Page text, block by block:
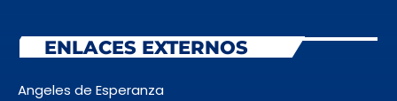
ENLACES EXTERNOS
Angeles de Esperanza